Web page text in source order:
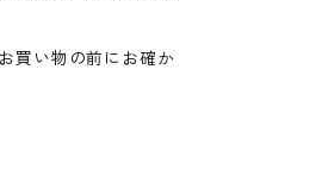
買い物の前にお確か